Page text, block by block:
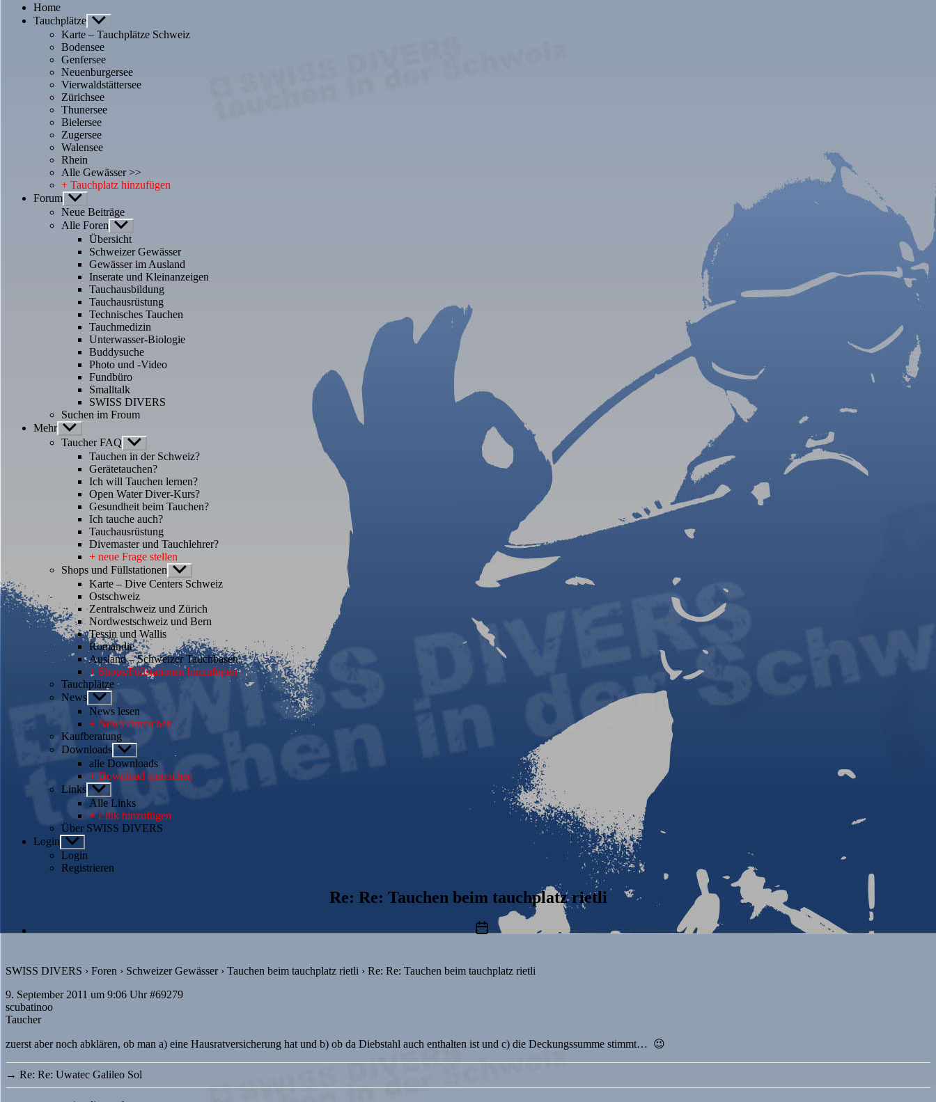
Home
Tauchplätze Untermenü
anzeigen
Karte – Tauchplätze Schweiz
Bodensee
Genfersee
Neuenburgersee
Vierwaldstättersee
Zürichsee
Thunersee
Bielersee
Zugersee
Walensee
Rhein
Alle Gewässer >>
+ Tauchplatz hinzufügen
Forum Untermenü
anzeigen
Neue Beiträge
Alle Foren Untermenü
anzeigen
Übersicht
Schweizer Gewässer
Gewässer im Ausland
Inserate und Kleinanzeigen
Tauchausbildung
Tauchausrüstung
Technisches Tauchen
Tauchmedizin
Unterwasser-Biologie
Buddysuche
Photo und -Video
Fundbüro
Smalltalk
SWISS DIVERS
Suchen im Froum
Mehr Untermenü
anzeigen
Taucher FAQ Untermenü
anzeigen
Tauchen in der Schweiz?
Gerätetauchen?
Ich will Tauchen lernen?
Open Water Diver-Kurs?
Gesundheit beim Tauchen?
Ich tauche auch?
Tauchausrüstung
Divemaster und Tauchlehrer?
+ neue Frage stellen
Shops und Füllstationen Untermenü
anzeigen
Karte – Dive Centers Schweiz
Ostschweiz
Zentralschweiz und Zürich
Nordwestschweiz und Bern
Tessin und Wallis
Romandie
Ausland – Schweizer Tauchbasen
+ Shops/Füllstationen hinzufügen
Tauchplätze
News Untermenü
anzeigen
News lesen
+ News einreichen
Kaufberatung
Downloads Untermenü
anzeigen
alle Downloads
+ Download einreichen
Links Untermenü
anzeigen
Alle Links
+ Link hinzufügen
Über SWISS DIVERS
Login Untermenü
anzeigen
Login
Registrieren
Re: Re: Tauchen beim tauchplatz rietli
Beitragsdatum
SWISS DIVERS › Foren › Schweizer Gewässer › Tauchen beim tauchplatz rietli › Re: Re: Tauchen beim tauchplatz rietli
9. September 2011 um 9:06 Uhr #69279
scubatinoo
Taucher
zuerst aber noch abklären, ob man a) eine Hausratversicherung hat und b) ob da Diebstahl auch enthalten ist und c) die Deckungssumme stimmt… 😉
→ Re: Re: Uwatec Galileo Sol